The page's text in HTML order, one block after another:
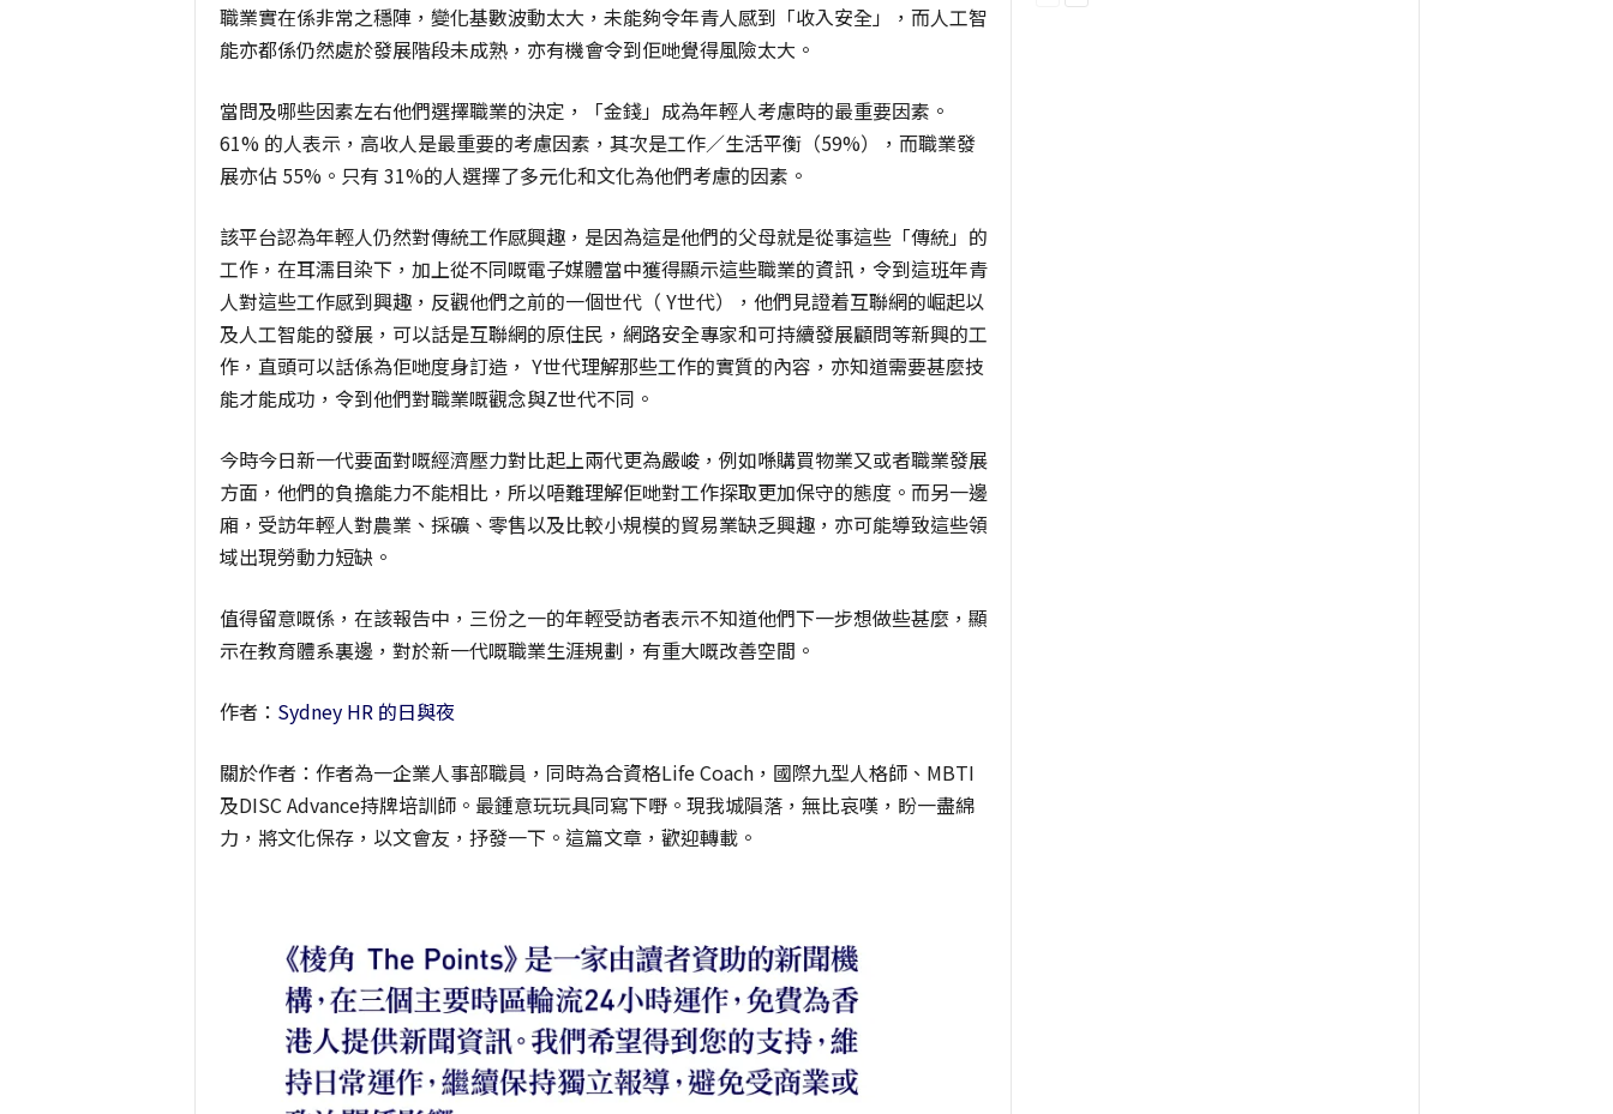
職業實在係非常之穩陣，變化基數波動太大，未能夠令年青人感到「收入安全」，而人工智
能亦都係仍然處於發展階段未成熟，亦有機會令到佢哋覺得風險太大。
當問及哪些因素左右他們選擇職業的決定，「金錢」成為年輕人考慮時的最重要因素。
61% 的人表示，高收人是最重要的考慮因素，其次是工作／生活平衡（59%），而職業發
展亦佔 55%。只有 31%的人選擇了多元化和文化為他們考慮的因素。
該平台認為年輕人仍然對傳統工作感興趣，是因為這是他們的父母就是從事這些「傳統」的
工作，在耳濡目染下，加上從不同嘅電子媒體當中獲得顯示這些職業的資訊，令到這班年青
人對這些工作感到興趣，反觀他們之前的一個世代（ Y世代），他們見證着互聯網的崛起以
及人工智能的發展，可以話是互聯網的原住民，網路安全專家和可持續發展顧問等新興的工
作，直頭可以話係為佢哋度身訂造， Y世代理解那些工作的實質的內容，亦知道需要甚麼技
能才能成功，令到他們對職業嘅觀念與Z世代不同。
今時今日新一代要面對嘅經濟壓力對比起上兩代更為嚴峻，例如喺購買物業又或者職業發展
方面，他們的負擔能力不能相比，所以唔難理解佢哋對工作探取更加保守的態度。而另一邊
廂，受訪年輕人對農業、採礦、零售以及比較小規模的貿易業缺乏興趣，亦可能導致這些領
域出現勞動力短缺。
值得留意嘅係，在該報告中，三份之一的年輕受訪者表示不知道他們下一步想做些甚麼，顯
示在教育體系裏邊，對於新一代嘅職業生涯規劃，有重大嘅改善空間。
作者： Sydney HR 的日與夜
關於作者：作者為一企業人事部職員，同時為合資格Life Coach，國際九型人格師、MBTI
及DISC Advance持牌培訓師。最鍾意玩玩具同寫下嘢。現我城隕落，無比哀嘆，盼一盡綿
力，將文化保存，以文會友，抒發一下。這篇文章，歡迎轉載。